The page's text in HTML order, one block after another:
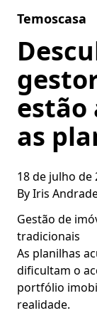
Temoscasa
estão
as
18 de julho de
ByIris
Gestão de
tradicionais
As planilhas
dificultam o
portfólio
realidade.